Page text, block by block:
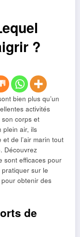
?
bien plus qu’un
activités
corps et
plein air, ils
de l’air marin tout
Découvrez
sont efficaces pour
sur le
obtenir des
de